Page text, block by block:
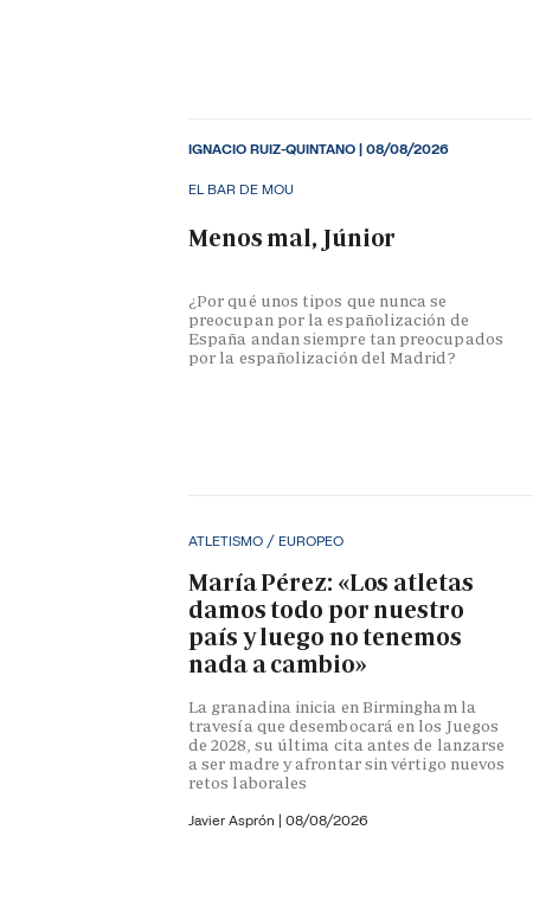
EL BAR DE MOU
Menos mal, Júnior
¿Por qué unos tipos que nunca se
preocupan por la españolización de
España andan siempre tan preocupados
por la españolización del Madrid?
IGNACIO RUIZ-QUINTANO|08/08/2026
ATLETISMO / EUROPEO
María Pérez: «Los atletas
damos todo por nuestro
país y luego no tenemos
nada a cambio»
La granadina inicia en Birmingham la
travesía que desembocará en los Juegos
de 2028, su última cita antes de lanzarse
a ser madre y afrontar sin vértigo nuevos
retos laborales
Javier Asprón | 08/08/2026